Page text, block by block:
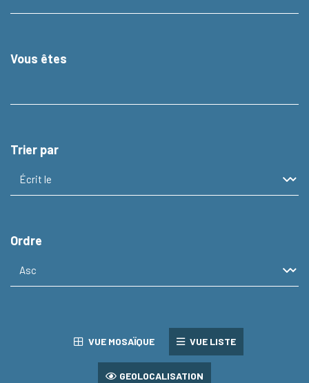
Vous êtes
Trier par
Ordre
VUE MOSAÏQUE VUE LISTE
GEOLOCALISATION